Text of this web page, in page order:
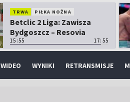
TRWA PIŁKA NOŻNA
Betclic 2 Liga: Zawisza
Bydgoszcz – Resovia
15:55 17:55
WIDEO WYNIKI RETRANSMISJE